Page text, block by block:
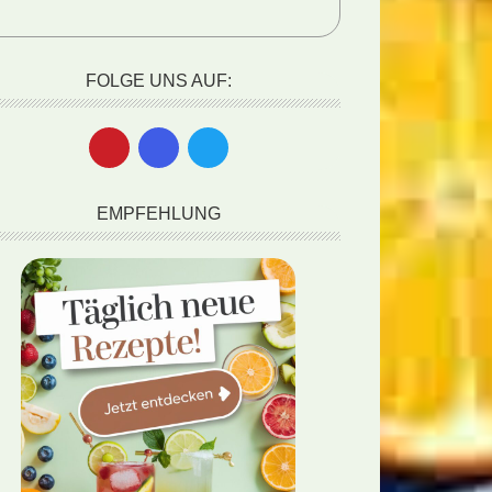
FOLGE UNS AUF:
EMPFEHLUNG